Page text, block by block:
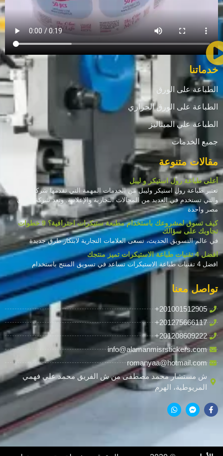
خدماتنا
الطباعة على الورق
الطباعة على الورق الحراري
الطباعة علي الميتاليز
جميع الخدمات
مقالات متنوعة
أعلى طباعة رول استيكر و ليبل
تعتبر طباعة رول استيكر وليبل من الخدمات المهمة التي تقدمها شركات الطباعة
والتي تستخدم في العديد من المجالات التجارية والإعلانية. وتعد شركة الأمان
مصر واحدة
كيف تسوق لمشروعك باستخدام مطبعة ستيكرات احترافية؟ 9 خطوات
تجاوبك على سؤالك
في عالم التسويق الحديث، تسعى العلامات التجارية لابتكار طرق جديدة
افضل 4 تقنيات طباعة الاستيكرات تميز منتجك
افضل 4 تقنيات طباعة الاستيكرات تساعد في تسويق المنتج باستخدام
تواصل معنا
+201001512905
+201275666117
+201208609222
info@alamanmisrstickers.com
romanyaa@hotmail.com
ش مستشار محمد مصطفى من ش الفريق محمد علي فهمي
المريوطية، الهرم